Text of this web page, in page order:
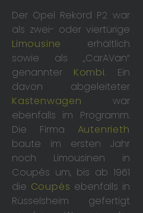
Der Opel Rekord P2 war
als zwei- oder viertürige
Limousine erhältlich
sowie als „CarAVan“
genannter Kombi. Ein
davon abgeleiteter
Kastenwagen war
ebenfalls im Programm.
Die Firma Autenrieth
baute im ersten Jahr
noch Limousinen in
Coupés um, bis ab 1961
die Coupés ebenfalls in
Rüsselsheim gefertigt